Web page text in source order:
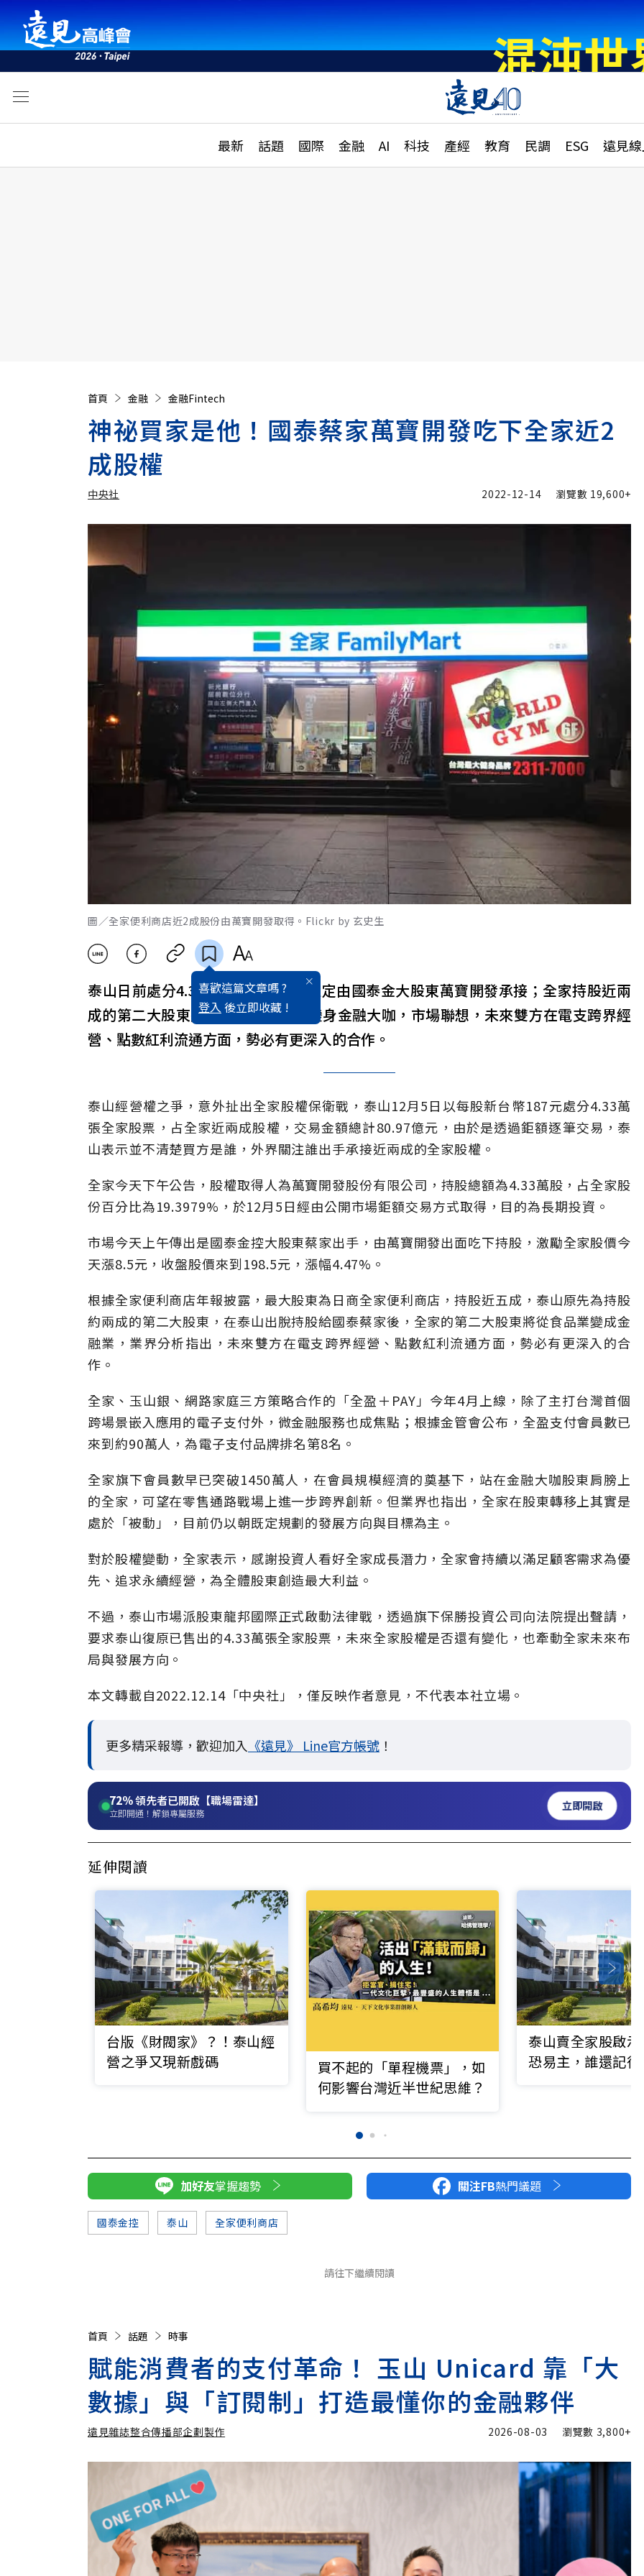
最新 話題 國際 金融 AI 科技 產經 教育 民調 ESG 遠見
活動
話題
國際
特輯
大學升學、職涯攻略
縣市施政調查全解析
首頁 金融 金融Fintech
神祕買家是他！國泰蔡家萬寶開發吃下全家近2
成股權
中央社 2022-12-14 瀏覽數 19,600+
圖／全家便利商店近2成股份由萬寶開發取得。Flickr by 玄史生
喜歡這篇文章嗎 ?
登入 後立即收藏 !
泰山日前處分4.33萬張全家股票，確定由國泰金大股東萬寶開發承接；全家持股近兩
成的第二大股東將從老字號食品業變身金融大咖，市場聯想，未來雙方在電支跨界經
營、點數紅利流通方面，勢必有更深入的合作。
泰山經營權之爭，意外扯出全家股權保衛戰，泰山12月5日以每股新台幣187元處分4.33萬
張全家股票，占全家近兩成股權，交易金額總計80.97億元，由於是透過鉅額逐筆交易，泰
山表示並不清楚買方是誰，外界關注誰出手承接近兩成的全家股權。
全家今天下午公告，股權取得人為萬寶開發股份有限公司，持股總額為4.33萬股，占全家股
份百分比為19.3979%，於12月5日經由公開市場鉅額交易方式取得，目的為長期投資。
市場今天上午傳出是國泰金控大股東蔡家出手，由萬寶開發出面吃下持股，激勵全家股價今
天漲8.5元，收盤股價來到198.5元，漲幅4.47%。
根據全家便利商店年報披露，最大股東為日商全家便利商店，持股近五成，泰山原先為持股
約兩成的第二大股東，在泰山出脫持股給國泰蔡家後，全家的第二大股東將從食品業變成金
融業，業界分析指出，未來雙方在電支跨界經營、點數紅利流通方面，勢必有更深入的合
作。
全家、玉山銀、網路家庭三方策略合作的「全盈＋PAY」今年4月上線，除了主打台灣首個
跨場景嵌入應用的電子支付外，微金融服務也成焦點；根據金管會公布，全盈支付會員數已
來到約90萬人，為電子支付品牌排名第8名。
全家旗下會員數早已突破1450萬人，在會員規模經濟的奠基下，站在金融大咖股東肩膀上
的全家，可望在零售通路戰場上進一步跨界創新。但業界也指出，全家在股東轉移上其實是
處於「被動」，目前仍以朝既定規劃的發展方向與目標為主。
對於股權變動，全家表示，感謝投資人看好全家成長潛力，全家會持續以滿足顧客需求為優
先、追求永續經營，為全體股東創造最大利益。
不過，泰山市場派股東龍邦國際正式啟動法律戰，透過旗下保勝投資公司向法院提出聲請，
要求泰山復原已售出的4.33萬張全家股票，未來全家股權是否還有變化，也牽動全家未來布
局與發展方向。
本文轉載自2022.12.14「中央社」， 僅反映作者意見，不代表本社立場。
更多精采報導，歡迎加入 《遠見》 Line官方帳號 ！
72%領先者已開啟【職場雷達】
立即開通！解鎖專屬服務
立即開啟
延伸閱讀
台版《財閥家》？！泰山經
營之爭又現新戲碼
買不起的「單程機票」，如
何影響台灣近半世紀思維？
泰山賣全家股啟
恐易主，誰還記
加好友掌握趨勢 關注FB熱門議題
國泰金控 泰山 全家便利商店
請往下繼續閱讀
首頁 話題 時事
賦能消費者的支付革命！ 玉山 Unicard 靠「大
數據」與「訂閱制」打造最懂你的金融夥伴
遠見雜誌整合傳播部企劃製作
遠見雜誌整合傳播部企劃製作
2026-08-03 瀏覽數 3,800+